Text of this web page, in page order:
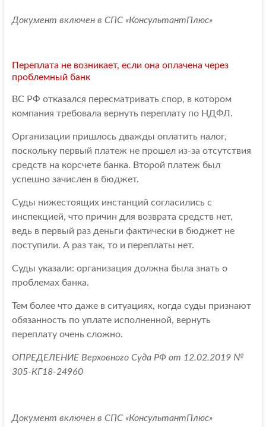
Документ включен в СПС «КонсультантПлюс»
Переплата не возникает, если она оплачена через
проблемный банк
ВС РФ отказался пересматривать спор, в котором
компания требовала вернуть переплату по НДФЛ.
Организации пришлось дважды оплатить налог,
поскольку первый платеж не прошел из-за отсутствия
средств на корсчете банка. Второй платеж был
успешно зачислен в бюджет.
Суды нижестоящих инстанций согласились с
инспекцией, что причин для возврата средств нет,
ведь в первый раз деньги фактически в бюджет не
поступили. А раз так, то и переплаты нет.
Суды указали: организация должна была знать о
проблемах банка.
Тем более что даже в ситуациях, когда суды признают
обязанность по уплате исполненной, вернуть
переплату очень сложно.
ОПРЕДЕЛЕНИЕ Верховного Суда РФ от 12.02.2019 №
305-КГ18-24960
Документ включен в СПС «КонсультантПлюс»